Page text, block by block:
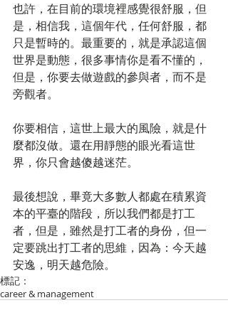
也許，在目前的環境裡感覺很舒服，但
是，相信我，這個年代，任何舒服，都
只是暫時的。最重要的，就是承認這個
世界是動態，很多事情你是看不懂的，
但是，你要去做遊戲的參與者，而不是
旁觀者。
你要相信，這世上最大的風險，就是什
麼都沒做。還在用靜態的眼光看這世
界，你只會越傻越迷茫。
最後想說，畢竟大多數人都處在積累資
本的平臺的階段，所以我們都是打工
者，但是，雖然是打工者的身份，但一
定要跳出打工者的思維，因為：今天越
安逸，明天越危險。
標記：
career & management